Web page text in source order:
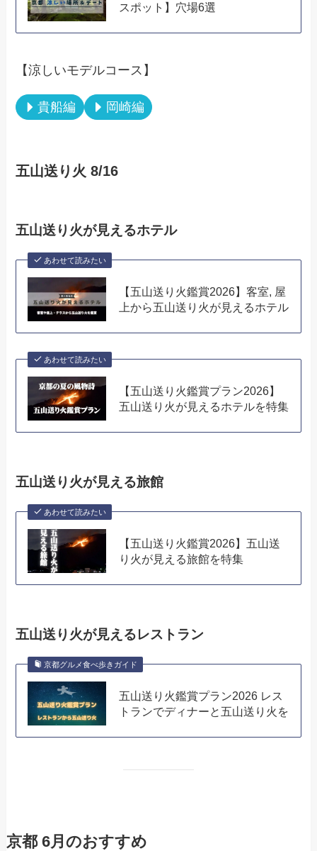
スポット】穴場6選
【涼しいモデルコース】
貴船編 岡崎編
五山送り火 8/16
五山送り火が見えるホテル
あわせて読みたい
【五山送り火鑑賞2026】客室, 屋
上から五山送り火が見えるホテル
あわせて読みたい
【五山送り火鑑賞プラン2026】
五山送り火が見えるホテルを特集
五山送り火が見える旅館
あわせて読みたい
【五山送り火鑑賞2026】五山送
り火が見える旅館を特集
五山送り火が見えるレストラン
京都グルメ食べ歩きガイド
五山送り火鑑賞プラン2026 レス
トランでディナーと五山送り火を
京都 6月のおすすめ